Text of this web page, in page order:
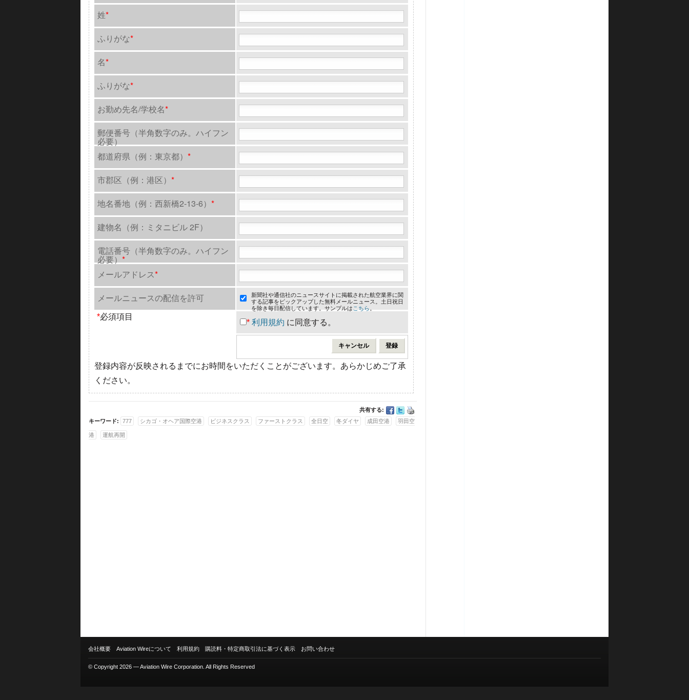
姓*
ふりがな*
名*
ふりがな*
お勤め先名/学校名*
郵便番号（半角数字のみ。ハイフン
必要）
都道府県（例：東京都） *
市郡区（例：港区） *
地名番地（例：西新橋2-13-6） *
建物名（例：ミタニビル 2F）
電話番号（半角数字のみ。ハイフン
必要） *
メールアドレス*
メールニュースの配信を許可
* 利用規約 に同意する。
*必須項目
新聞社や通信社のニュースサイトに掲載された航空業界に関
する記事をピックアップした無料メールニュース。土日祝日
を除き毎日配信しています。サンプルは こちら
登録内容が反映されるまでにお時間をいただくことがございます。あらかじめご了承
ください。
共有する:
キーワード:
777 シカゴ・オヘア国際空港 ビジネスクラス ファーストクラス 全日空 冬ダイヤ 成田空港 羽田空
港 運航再開
会社概要 Aviation Wireについて 利用規約 購読料・特定商取引法に基づく表示 お問い合わせ
© Copyright 2026 — Aviation Wire Corporation. All Rights Reserved